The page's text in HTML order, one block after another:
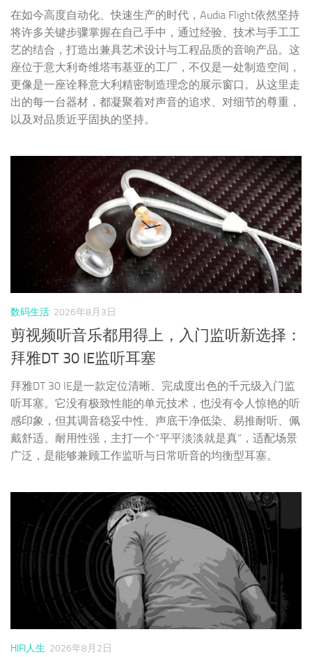
出的每一台器材，都凝聚着对声音的追求、对细节的尊重，
以及对品质近乎固执的坚持。
2026年8月3日
剪视频听音乐都用得上，入门监听新选择：
拜雅DT 30 IE监听耳塞
拜雅DT 30 IE是一款定位清晰、完成度出色的千元级入门监
听耳塞。它没有极致性能的单元技术，也没有令人惊艳的听
感印象，但其调音稳妥中性、声底干净低染、易推耐听、佩
戴舒适、耐用性强，主打一个“平平淡淡就是真”，适配场景
广泛，是能够兼顾工作监听与日常听音的均衡型耳塞。
HIFI人生 2026年8月2日
HiFi人生 | 音响之路（九十）
音响，应该是男人最复杂的玩具了，它集合了时间，金钱，
电声学知识，空间声学，近百年各种音乐类知识，个人阅历
对好声的理解，个人听感随年龄的改变。